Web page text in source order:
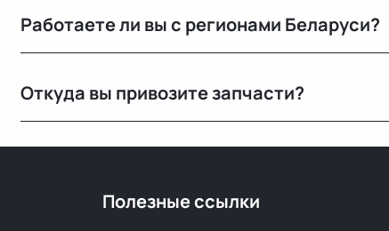
зависимости от транспортной компании.
Работаете ли вы с регионами Беларуси?
Откуда вы привозите запчасти?
Полезные ссылки